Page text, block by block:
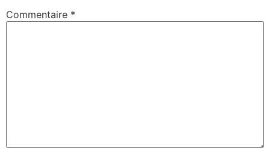
Commentaire *